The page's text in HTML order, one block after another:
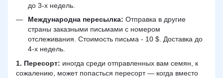
до 3-х недель.
Международна пересылка: Отправка в другие
страны заказными письмами с номером
отслеживания. Стоимость письма - 10 $. Доставка до
4-х недель.
1. Пересорт: иногда среди отправленных вам семян, к
сожалению, может попасться пересорт — когда вместо